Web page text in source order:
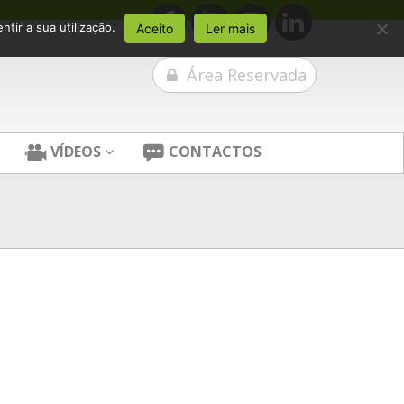
Área Reservada
VÍDEOS CONTACTOS
a sua utilização. Aceito Ler mais